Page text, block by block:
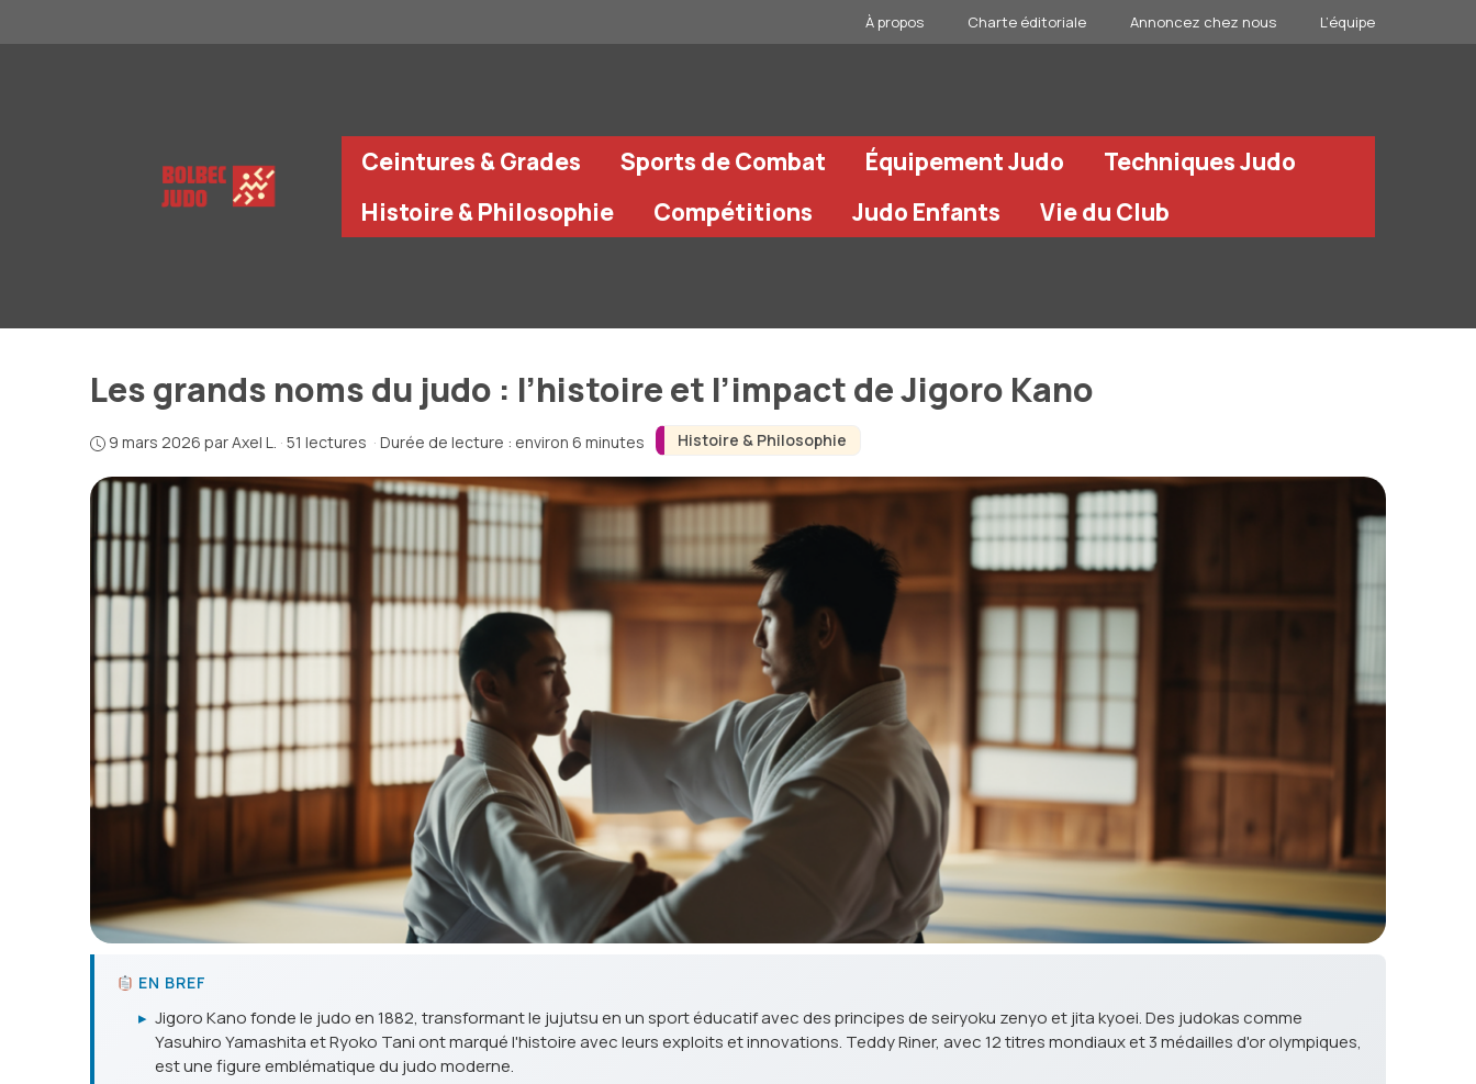
au
À propos Charte éditoriale Annoncez chez nous L’équipe
Ceintures & Grades Sports de Combat Équipement Judo
Techniques Judo
Histoire & Philosophie
Compétitions Judo Enfants Vie du Club
Histoire & Philosophie
Les grands noms du judo : l’histoire et l’impact de Jigoro Kano
9 mars 2026 parAxel L. · 51 lectures · Durée de lecture : environ 6 minutes
EN BREF
▸ Jigoro Kano fonde le judo en 1882, transformant le jujutsu en un sport éducatif avec des principes de seiryoku zenyo et jita kyoei. Des judokas comme
Yasuhiro Yamashita et Ryoko Tani ont marqué l'histoire avec leurs exploits et innovations. Teddy Riner, avec 12 titres mondiaux et 3 médailles d'or olympiques,
est une figure emblématique du judo moderne.